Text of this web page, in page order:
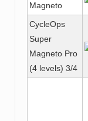
Magneto
CycleOps
Super
Magneto Pro
(4 levels) 3/4